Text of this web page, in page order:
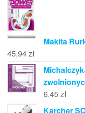
Makita
45,94zł
6,45 zł
Karcher